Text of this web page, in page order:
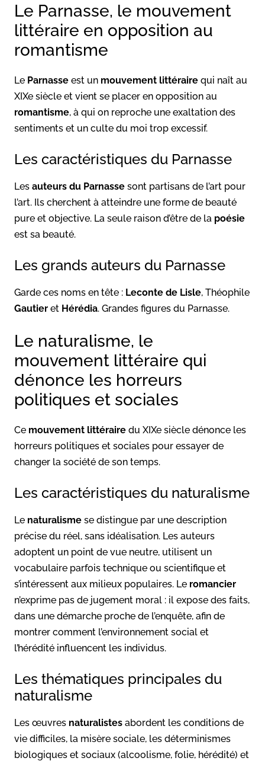
Le Parnasse, le mouvement
littéraire en opposition au
romantisme
Le Parnasse est un mouvement littéraire qui naît au
XIXe siècle et vient se placer en opposition au
romantisme, à qui on reproche une exaltation des
sentiments et un culte du moi trop excessif.
Les caractéristiques du Parnasse
Les auteurs du Parnasse sont partisans de l’art pour
l’art. Ils cherchent à atteindre une forme de beauté
pure et objective. La seule raison d’être de la poésie
est sa beauté.
Les grands auteurs du Parnasse
Garde ces noms en tête : Leconte de Lisle, Théophile
Gautier et Hérédia. Grandes figures du Parnasse.
Le naturalisme, le
mouvement littéraire qui
dénonce les horreurs
politiques et sociales
Ce mouvement littéraire du XIXe siècle dénonce les
horreurs politiques et sociales pour essayer de
changer la société de son temps.
Les caractéristiques du naturalisme
Le naturalisme se distingue par une description
précise du réel, sans idéalisation. Les auteurs
adoptent un point de vue neutre, utilisent un
vocabulaire parfois technique ou scientifique et
s’intéressent aux milieux populaires. Le romancier
n’exprime pas de jugement moral : il expose des faits,
dans une démarche proche de l’enquête, afin de
montrer comment l’environnement social et
l’hérédité influencent les individus.
Les thématiques principales du
naturalisme
Les œuvres naturalistes abordent les conditions de
vie difficiles, la misère sociale, les déterminismes
biologiques et sociaux (alcoolisme, folie, hérédité) et